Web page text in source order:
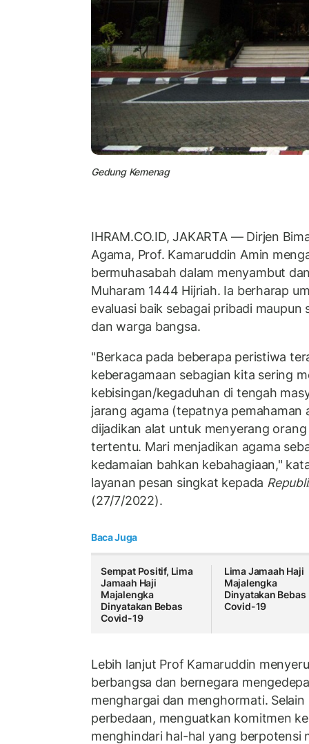
Gedung Kemenag
IHRAM.CO.ID, JAKARTA — Dirjen
Agama, Prof. Kamaruddin Amin
bermuhasabah dalam menyambut
Muharam 1444 Hijriah. Ia berharap
evaluasi baik sebagai pribadi maupun
dan warga bangsa.
"Berkaca pada beberapa peristiwa
keberagamaan sebagian kita sering
kebisingan/kegaduhan di tengah
jarang agama (tepatnya pemahaman
dijadikan alat untuk menyerang
tertentu. Mari menjadikan agama
kedamaian bahkan kebahagiaan,"
layanan pesan singkat kepada
(27/7/2022).
Baca Juga
Sempat Positif, Lima
Jamaah Haji
Majalengka
Dinyatakan Bebas
Covid-19
Lima Jamaah Haji
Majalengka
Dinyatakan Bebas
Covid-19
Lebih lanjut Prof Kamaruddin
berbangsa dan bernegara
menghargai dan menghormati.
perbedaan, menguatkan komitmen
menghindari hal-hal yang berpotensi